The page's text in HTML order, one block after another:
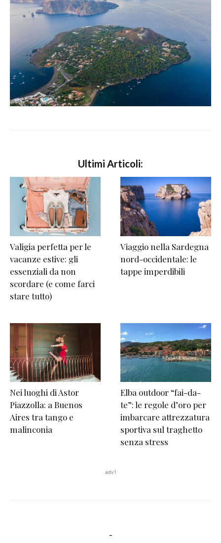
Ultimi Articoli:
Valigia perfetta per le
vacanze estive: gli
essenziali da non
scordare (e come farci
stare tutto)
Viaggio nella Sardegna
nord-occidentale: le
tappe imperdibili
Nei luoghi di Astor
Piazzolla: a Buenos
Aires tra tango e
malinconia
Elba outdoor “fai-da-
te”: le regole d’oro per
imbarcare attrezzatura
sportiva sul traghetto
senza stress
adv1
-